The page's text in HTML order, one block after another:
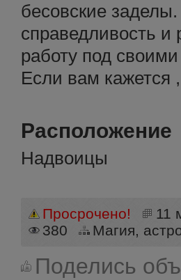
бесовские
справедливость
работу под
Если вам кажется
Расположение
Надвоицы
Просрочено!
11
380
Магия,
Поделись